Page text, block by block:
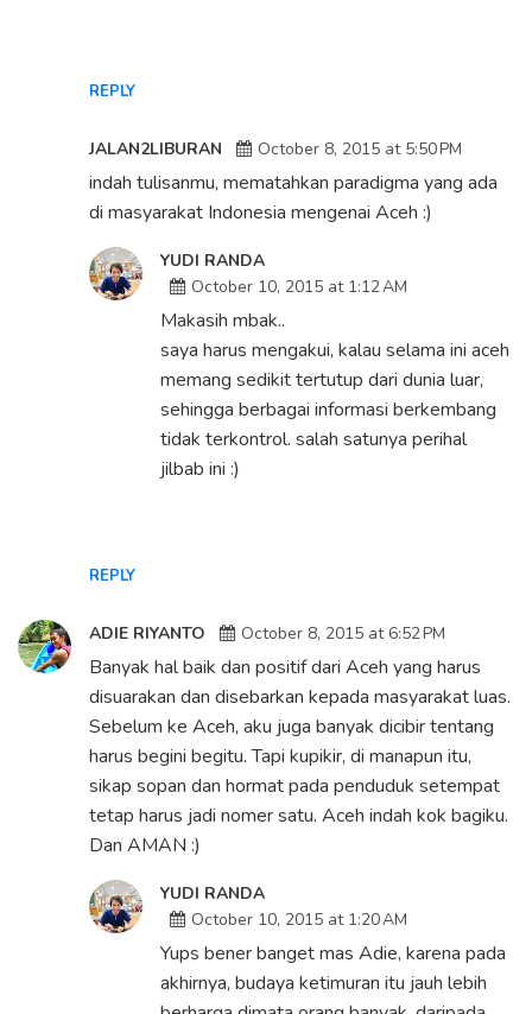
REPLY
JALAN2LIBURAN October 8, 2015 at 5:50 PM
indah tulisanmu, mematahkan paradigma yang ada
di masyarakat Indonesia mengenai Aceh :)
REPLY
YUDI RANDA
October 10, 2015 at 1:12 AM
Makasih mbak..
saya harus mengakui, kalau selama ini aceh
memang sedikit tertutup dari dunia luar,
sehingga berbagai informasi berkembang
tidak terkontrol. salah satunya perihal
jilbab ini :)
ADIE RIYANTO October 8, 2015 at 6:52 PM
Banyak hal baik dan positif dari Aceh yang harus
disuarakan dan disebarkan kepada masyarakat luas.
Sebelum ke Aceh, aku juga banyak dicibir tentang
harus begini begitu. Tapi kupikir, di manapun itu,
sikap sopan dan hormat pada penduduk setempat
tetap harus jadi nomer satu. Aceh indah kok bagiku.
Dan AMAN :)
YUDI RANDA
October 10, 2015 at 1:20 AM
Yups bener banget mas Adie, karena pada
akhirnya, budaya ketimuran itu jauh lebih